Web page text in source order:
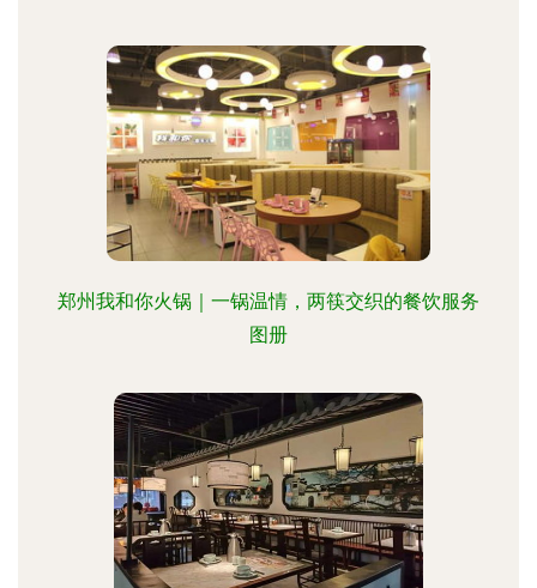
郑州我和你火锅｜一锅温情，两筷交织的餐饮服务
图册